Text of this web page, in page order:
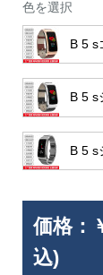
色を選択
B 5 s
B 5 s
B 5 s
価格：
込)